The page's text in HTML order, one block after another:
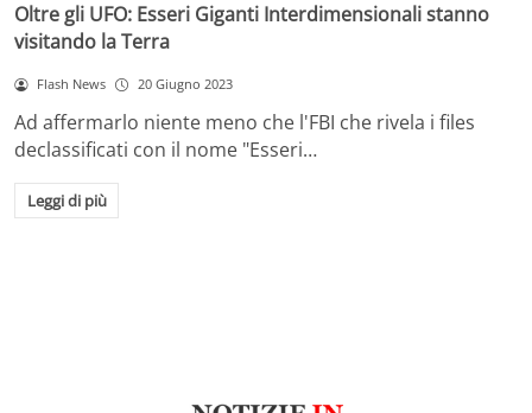
Oltre gli UFO: Esseri Giganti Interdimensionali stanno
visitando la Terra
Flash News 20 Giugno 2023
Ad affermarlo niente meno che l'FBI che rivela i files
declassificati con il nome "Esseri…
Leggi di più